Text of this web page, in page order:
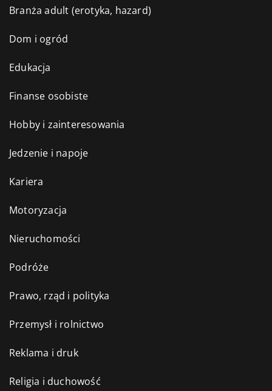
Branża adult (erotyka, hazard)
Dom i ogród
Edukacja
Finanse osobiste
Hobby i zainteresowania
Jedzenie i napoje
Kariera
Motoryzacja
Nieruchomości
Podróże
Prawo, rząd i polityka
Przemysł i rolnictwo
Reklama i druk
Religia i duchowość